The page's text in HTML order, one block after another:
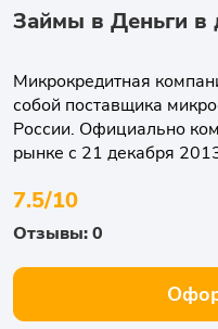
Займы в Деньги в
Микрокредитная
собой поставщика
России. Официально
рынке с 21 декабря
7.5/10
Отзывы: 0